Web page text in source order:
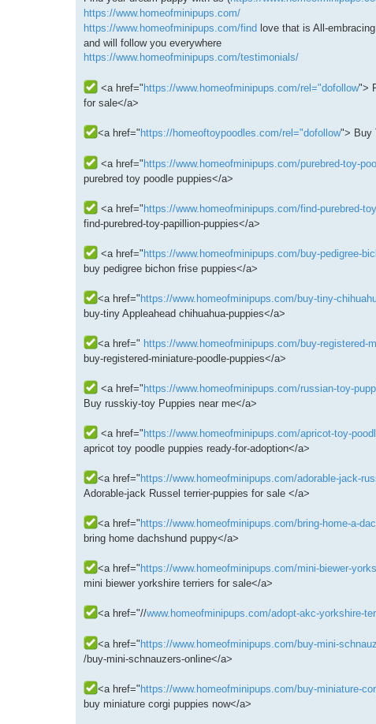
s
a
g
e
https://www.homeofminipups.com/
https://www.homeofminipups.com/find love that is All-
and will follow you everywhere
https://www.homeofminipups.com/testimonials/
<a href=" https://www.homeofminipups.com/rel="dofollow">
for sale</a>
<a href=" https://homeoftoypoodles.com/rel="dofollow"> Buy
<a href=" https://www.homeofminipups.com/purebred-toy-
purebred toy poodle puppies</a>
<a href=" https://www.homeofminipups.com/find-purebred-
find-purebred-toy-papillion-puppies</a>
<a href=" https://www.homeofminipups.com/buy-pedigree-
buy pedigree bichon frise puppies</a>
<a href=" https://www.homeofminipups.com/buy-tiny-
buy-tiny Appleahead chihuahua-puppies</a>
<a href=" https://www.homeofminipups.com/buy-registered-
buy-registered-miniature-poodle-puppies</a>
<a href=" https://www.homeofminipups.com/russian-toy-
Buy russkiy-toy Puppies near me</a>
<a href=" https://www.homeofminipups.com/apricot-toy-
apricot toy poodle puppies ready-for-adoption</a>
<a href=" https://www.homeofminipups.com/adorable-jack-
Adorable-jack Russel terrier-puppies for sale </a>
<a href=" https://www.homeofminipups.com/bring-home-a-
bring home dachshund puppy</a>
<a href=" https://www.homeofminipups.com/mini-biewer-
mini biewer yorkshire terriers for sale</a>
<a href="//www.homeofminipups.com/adopt-akc-yorkshire-
<a href=" https://www.homeofminipups.com/buy-mini-
/buy-mini-schnauzers-online</a>
<a href=" https://www.homeofminipups.com/buy-miniature-
buy miniature corgi puppies now</a>